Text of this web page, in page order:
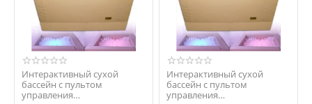
Интерактивный сухой
бассейн с пультом
управления
Интерактивный сухой
бассейн с пультом
управления